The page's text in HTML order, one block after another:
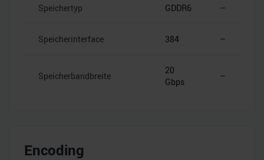
Speichertyp GDDR6 –
Speicherinterface 384 –
Speicherbandbreite
20
Gbps
–
Encoding